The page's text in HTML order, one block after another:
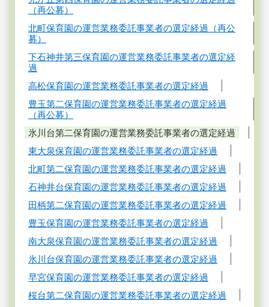
（再公募）
北町保育園の運営業務委託事業者の選定経過（再公
募）
下石神井第三保育園の運営業務委託事業者の選定経
過
高松保育園の運営業務委託事業者の選定経過
豊玉第二保育園の運営業務委託事業者の選定経過
（再公募）
氷川台第二保育園の運営業務委託事業者の選定経過
東大泉保育園の運営業務委託事業者の選定経過
北町第二保育園の運営業務委託事業者の選定経過
石神井台保育園の運営業務委託事業者の選定経過
田柄第二保育園の運営業務委託事業者の選定経過
豊玉保育園の運営業務委託事業者の選定経過
南大泉保育園の運営業務委託事業者の選定経過
氷川台保育園の運営業務委託事業者の選定経過
早宮保育園の運営業務委託事業者の選定経過
桜台第二保育園の運営業務委託事業者の選定経過